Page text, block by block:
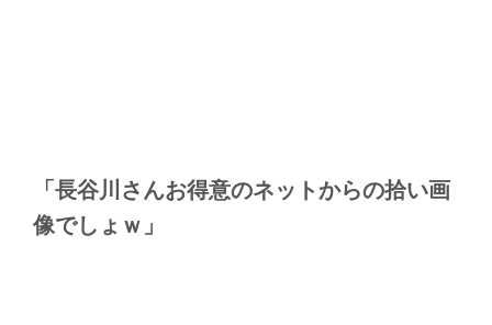
「長谷川さんお得意のネットからの拾い画
像でしょｗ」